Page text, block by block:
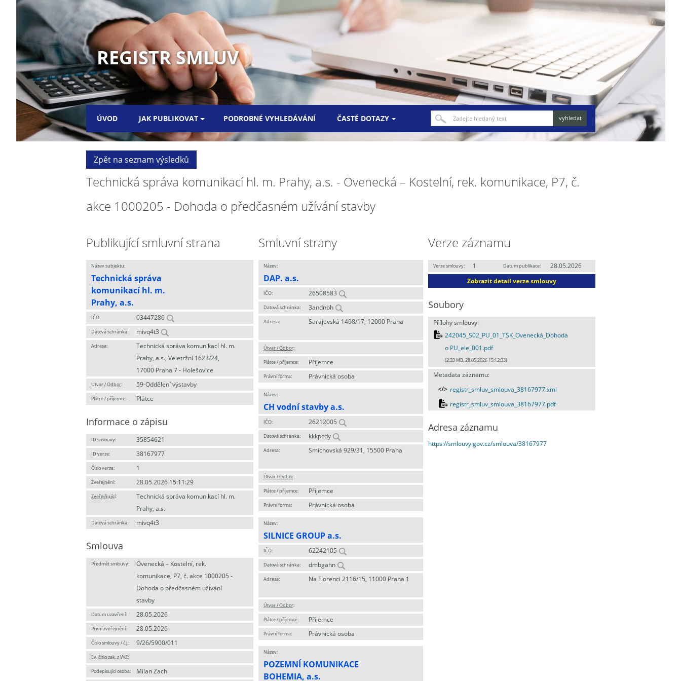
REGISTR SMLUV
ÚVOD JAK PUBLIKOVAT PODROBNÉ VYHLEDÁVÁNÍ ČASTÉ DOTAZY
Zpět na seznam výsledků
Technická správa komunikací hl. m. Prahy, a.s. - Ovenecká – Kostelní, rek. komunikace, P7, č.
akce 1000205 - Dohoda o předčasném užívání stavby
Publikující smluvní strana
Název subjektu:
Technická správa
komunikací hl. m.
Prahy, a.s.
IČO: 03447286
Datová schránka: mivq4t3
Adresa:
Technická správa komunikací hl. m.
Prahy, a.s., Veletržní 1623/24,
17000 Praha 7 - Holešovice
Útvar / Odbor: 59-Oddělení výstavby
Plátce / příjemce: Plátce
Informace o zápisu
ID smlouvy: 35854621
ID verze: 38167977
Číslo verze: 1
Zveřejnění: 28.05.2026 15:11:29
Zveřejňující:
Technická správa komunikací hl. m.
Prahy, a.s.
Datová schránka: mivq4t3
Smlouva
Předmět smlouvy:
Ovenecká – Kostelní, rek.
komunikace, P7, č. akce 1000205 -
Dohoda o předčasném užívání
stavby
Datum uzavření: 28.05.2026
První zveřejnění: 28.05.2026
Číslo smlouvy / č.j.: 9/26/5900/011
Ev. číslo zak. z VVZ:
Podepisující osoba: Milan Zach
Smluvní strany
Název:
DAP. a.s.
IČO: 26508583
Datová schránka: 3andnbh
Adresa: Sarajevská 1498/17, 12000 Praha
Útvar / Odbor:
Plátce / příjemce: Příjemce
Právní forma: Právnická osoba
Název:
CH vodní stavby a.s.
IČO: 26212005
Datová schránka: kkkpcdy
Adresa: Smíchovská 929/31, 15500 Praha
Útvar / Odbor:
Plátce / příjemce: Příjemce
Právní forma: Právnická osoba
Název:
SILNICE GROUP a.s.
IČO: 62242105
Datová schránka: dmbgahn
Adresa: Na Florenci 2116/15, 11000 Praha 1
Útvar / Odbor:
Plátce / příjemce: Příjemce
Právní forma: Právnická osoba
Název:
POZEMNÍ KOMUNIKACE
BOHEMIA, a.s.
Verze záznamu
Verze smlouvy: 1 Datum publikace:
28.05.2026
Zobrazit detail verze smlouvy
Soubory
Přílohy smlouvy:
242045_S02_PU_01_TSK_Ovenecká_Dohoda
o PU_ele_001.pdf
(2.33 MB, 28.05.2026 15:12:33)
Metadata záznamu:
registr_smluv_smlouva_38167977.xml
registr_smluv_smlouva_38167977.pdf
Adresa záznamu
https://smlouvy.gov.cz/smlouva/38167977